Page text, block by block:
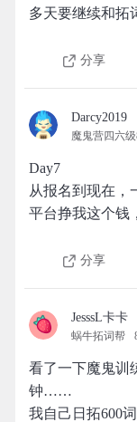
多天要继续和拓
分享
Darcy2019
魔鬼营四六级
Day7
从报名到现在，
平台挣我这个钱
分享
JesssL卡卡
蜗牛拓词帮
看了一下魔鬼训
钟……
我自己日拓600